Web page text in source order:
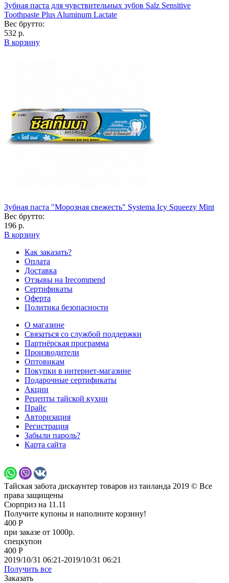
Зубная паста для чувствительных зубов Salz Sensitive
Toothpaste Plus Aluminum Lactate
Вес брутто:
532 р.
В корзину
Зубная паста "Морозная свежесть" Systema Icy Squeezy Mint
Вес брутто:
196 р.
В корзину
Как заказать?
Оплата
Доставка
Отзывы на Irecommend
Сертификаты
Оферта
Политика безопасности
О магазине
Связаться со службой поддержки
Партнёрская программа
Производители
Оптовикам
Покупки в интернет-магазине
Подарочные сертификаты
Акции
Рецепты тайской кухни
Прайс
Авторизация
Регистрация
Забыли пароль?
Карта сайта
Тайская забота дискаунтер товаров из таиланда 2019 © Все
права защищены
Сюрприз на 11.11
Получите купоны и наполните корзину!
400 Р
при заказе от 1000р.
спецкупон
400 Р
2019/10/31 06:21-2019/10/31 06:21
Получить все
Заказать